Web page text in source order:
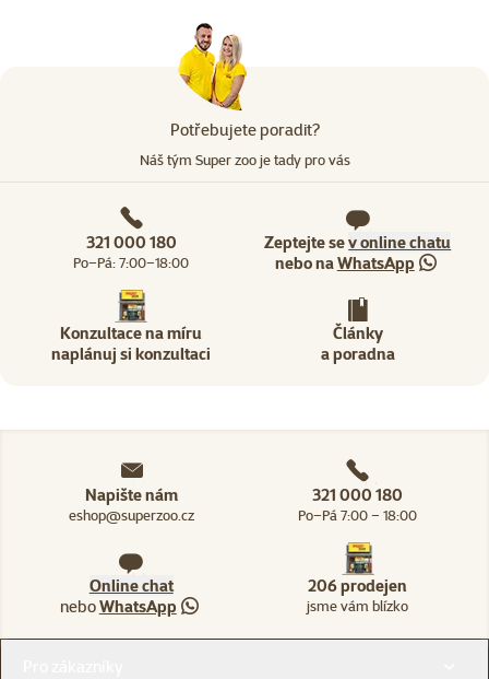
Potřebujete poradit?
Náš tým Super zoo je tady pro vás
321 000 180
Po–Pá: 7:00–18:00
Zeptejte sev online chatu
nebo naWhatsApp
Konzultace na míru
naplánuj si konzultaci
Články
a poradna
Napište nám
eshop@superzoo.cz
321 000 180
Po–Pá 7:00 – 18:00
Online chat
neboWhatsApp
206 prodejen
jsme vám blízko